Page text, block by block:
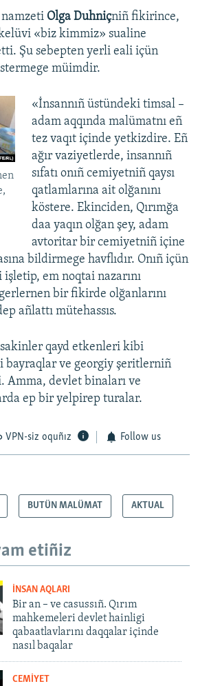
Olga Duhniçniñ fikirince,
kelüvi «biz kimmiz» sualine
Şu sebepten yerli eali içün
müimdir.
«İnsannıñ üstündeki timsal –
adam aqqında malümatnı eñ
tez vaqıt içinde yetkizdire. Eñ
ağır vaziyetlerde, insannıñ
sıfatı onıñ cemiyetniñ qaysı
qatlamlarına ait olğanını
köstere. Ekinciden, Qırımğa
daa yaqın olğan şey, adam
avtoritar bir cemiyetniñ içine
bildirmege havflıdır. Onıñ içün
em noqtai nazarını
bir fikirde olğanlarını
añlattı mütehassıs.
qayd etkenleri kibi
bayraqlar ve georgiy şeritlerniñ
Amma, devlet binaları ve
ep bir yelpirep turalar.
VPN-siz oquñız Follow us
BUTÜN MALÜMAT AKTUAL
etiñiz
İNSAN AQLARI
Bir an – ve casussıñ. Qırım
mahkemeleri devlet hainligi
qabaatlavlarını daqqalar içinde
nasıl baqalar
CEMİYET